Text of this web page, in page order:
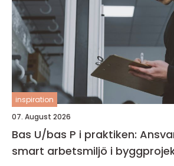
inspiration
07. August 2026
Bas U/bas P i praktiken:
smart arbetsmiljö i